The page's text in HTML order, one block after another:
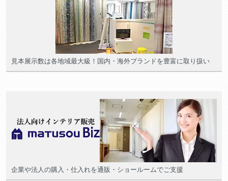
見本展示数は各地域最大級！国内・海外ブランドを豊富に取り扱い
企業や法人の購入・仕入れを通販・ショールームでご支援